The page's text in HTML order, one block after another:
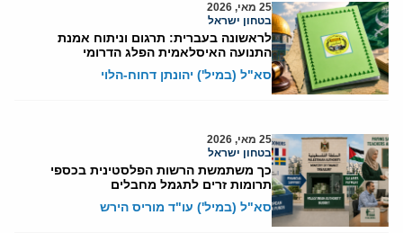
25 מאי, 2026
בטחון ישראל
לראשונה בעברית: תרגום וניתוח אמנת
התנועה האיסלאמית הפלג הדרומי
סא"ל (במיל') יהונתן דחוח-הלוי
25 מאי, 2026
בטחון ישראל
כך משתמשת הרשות הפלסטינית בכספי
תרומות זרים לתגמל מחבלים
סא"ל (במיל') עו"ד מוריס הירש